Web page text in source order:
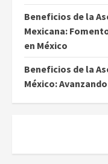
Beneficios de la
Mexicana:
en México
Beneficios de la
México: